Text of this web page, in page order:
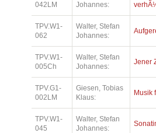
042LM
Johannes:
TPV.W1-
062
Walter, Stefan
Johannes:
TPV.W1-
005Ch
Walter, Stefan
Johannes:
Jener
TPV.G1-
002LM
Giesen, Tobias
Klaus:
Musik
TPV.W1-
045
Walter, Stefan
Johannes: